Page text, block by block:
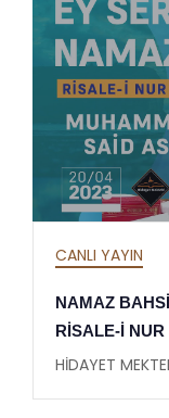
CANLI YAYIN
NAMAZ
RİSALE-İ NUR
HİDAYET